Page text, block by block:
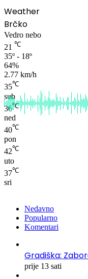
Weather
Brčko
Vedro nebo
21 ℃
35º - 18º
64%
2.77 km/h
35℃
sub
36℃
ned
40℃
pon
42℃
uto
37℃
sri
Nedavno
Popularno
Komentari
Gradiška:
prije 13 sati